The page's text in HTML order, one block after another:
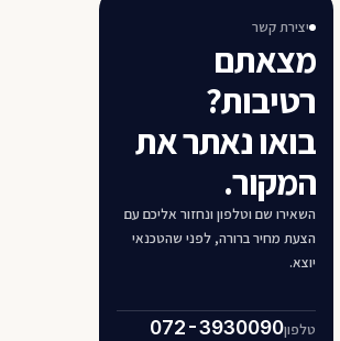
יצירת קשר
מצאתם
רטיבות?
בואו נאתר את
המקור.
השאירו שם וטלפון ונחזור אליכם עם
הצעת מחיר ברורה, לפני שהטכנאי
יוצא.
טלפון072-3930090